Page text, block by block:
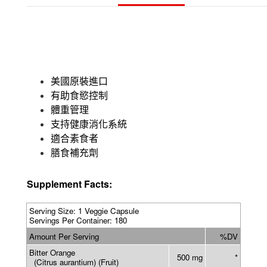
美國原裝進口
有助食慾控制
體重管理
支持健康消化系統
適合素食者
膳食補充劑
Supplement Facts:
Serving Size: 1 Veggie Capsule
Servings Per Container: 180
Amount Per Serving
%DV
Bitter Orange
(Citrus aurantium) (Fruit)
500 mg *